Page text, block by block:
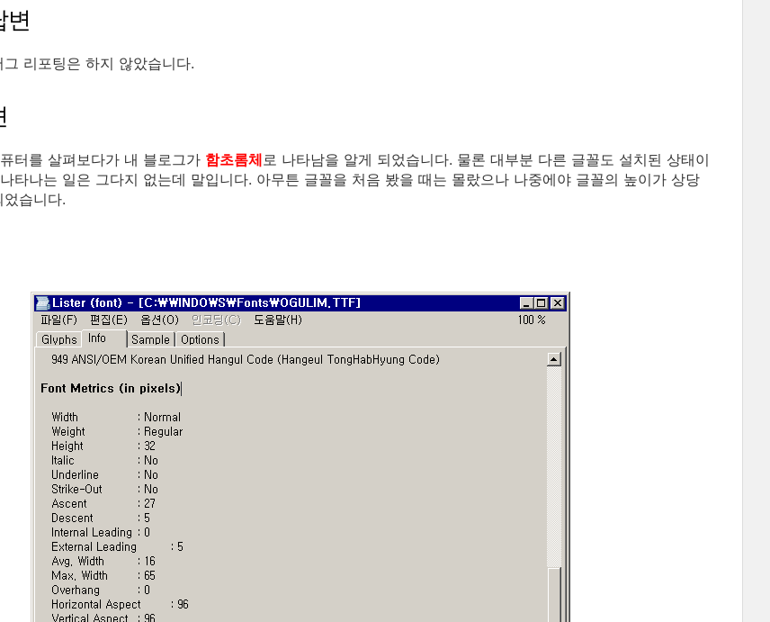
변
리포팅은 하지 않았습니다.
터를 살펴보다가 내 블로그가 함초롬체로 나타남을 알게 되었습니다. 물론 대부분 다른 글꼴도 설치된 상태이
타나는 일은 그다지 없는데 말입니다. 아무튼 글꼴을 처음 봤을 때는 몰랐으나 나중에야 글꼴의 높이가 상당
습니다.